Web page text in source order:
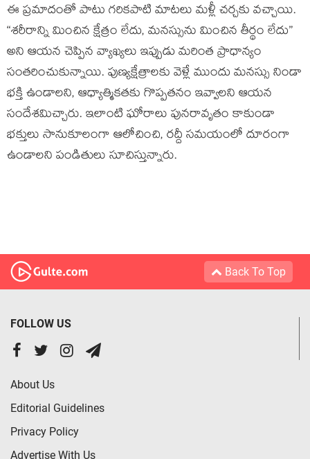
ఈ ప్రమాదంతో పాటు గరికపాటి మాటలు మళ్లీ చర్చకు వచ్చాయి.
“శరీరాన్ని మించిన క్షేత్రం లేదు, మనస్సును మించిన తీర్థం లేదు”
అని ఆయన చెప్పిన వ్యాఖ్యలు ఇప్పుడు మరింత ప్రాధాన్యం
సంతరించుకున్నాయి. పుణ్యక్షేత్రాలకు వెళ్లే ముందు మనస్సు నిండా
భక్తి ఉండాలని, ఆధ్యాత్మికతకు గొప్పతనం ఇవ్వాలని ఆయన
సందేశమిచ్చారు. ఇలాంటి ఘోరాలు పునరావృతం కాకుండా
భక్తులు సానుకూలంగా ఆలోచించి, రద్దీ సమయంలో దూరంగా
ఉండాలని పండితులు సూచిస్తున్నారు.
Back To Top
FOLLOW US
About Us
Editorial Guidelines
Privacy Policy
Advertise With Us